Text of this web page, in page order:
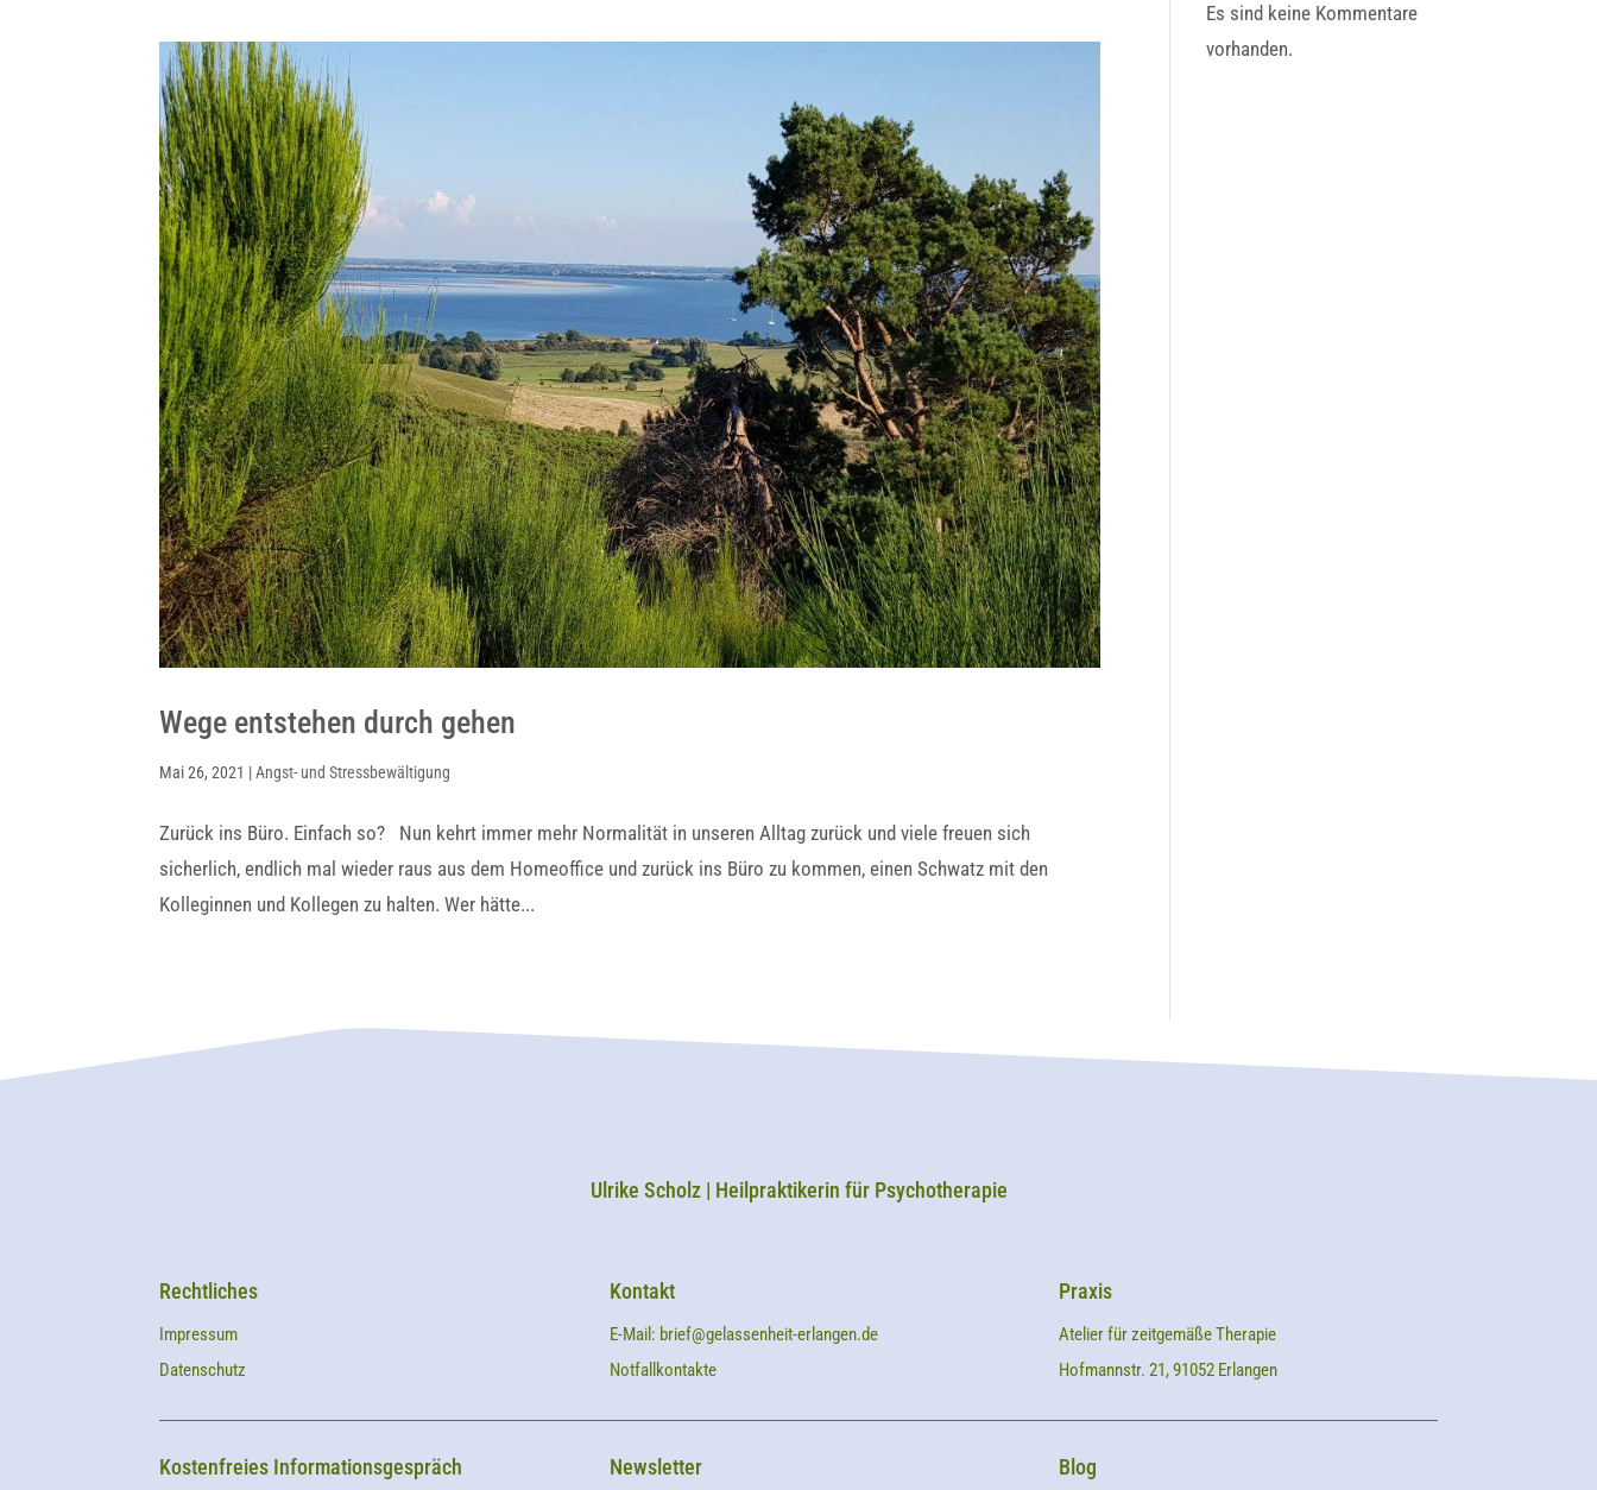
Wege entstehen durch gehen
Mai 26, 2021 |Angst- und Stressbewältigung
Zurück ins Büro. Einfach so? Nun kehrt immer mehr Normalität in unseren Alltag zurück und viele freuen sich
sicherlich, endlich mal wieder raus aus dem Homeoffice und zurück ins Büro zu kommen, einen Schwatz mit den
Kolleginnen und Kollegen zu halten. Wer hätte...
Es sind keine Kommentare
vorhanden.
Ulrike Scholz | Heilpraktikerin für Psychotherapie
Rechtliches
Impressum
Datenschutz
Kontakt
E-Mail: brief@gelassenheit-erlangen.de
Notfallkontakte
Praxis
Atelier für zeitgemäße Therapie
Hofmannstr. 21, 91052 Erlangen
Kostenfreies Informationsgespräch Newsletter Blog